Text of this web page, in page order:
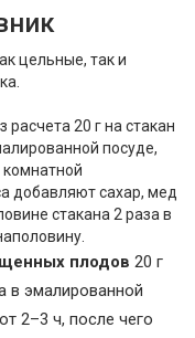
цельные, так и
расчета 20 г на стакан
посуде,
комнатной
добавляют сахар, мед
стакана 2 раза в
плодов 20 г
в эмалированной
2–3 ч, после чего